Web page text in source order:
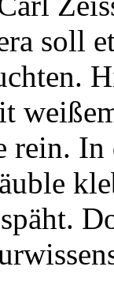
soll
rein.